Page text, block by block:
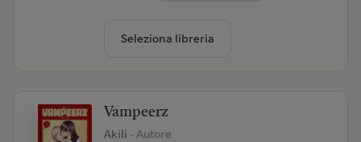
Seleziona libreria
Vampeerz
Akili - Autore